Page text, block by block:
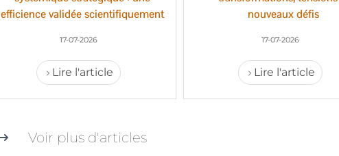
efficience validée scientifiquement
17-07-2026
Lire l'article
nouveaux défis
17-07-2026
Lire l'article
Voir plus d'articles